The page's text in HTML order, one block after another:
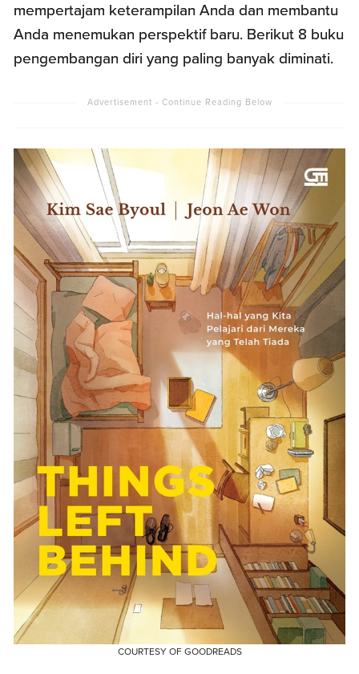
mempertajam keterampilan Anda dan membantu
Anda menemukan perspektif baru. Berikut 8 buku
pengembangan diri yang paling banyak diminati.
COURTESY OF GOODREADS